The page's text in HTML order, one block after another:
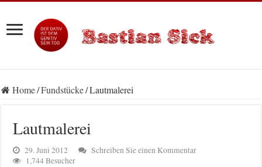
Home/Fundstücke/Lautmalerei
Lautmalerei
29. Juni 2012
Schreiben Sie einen Kommentar
1,744 Besucher